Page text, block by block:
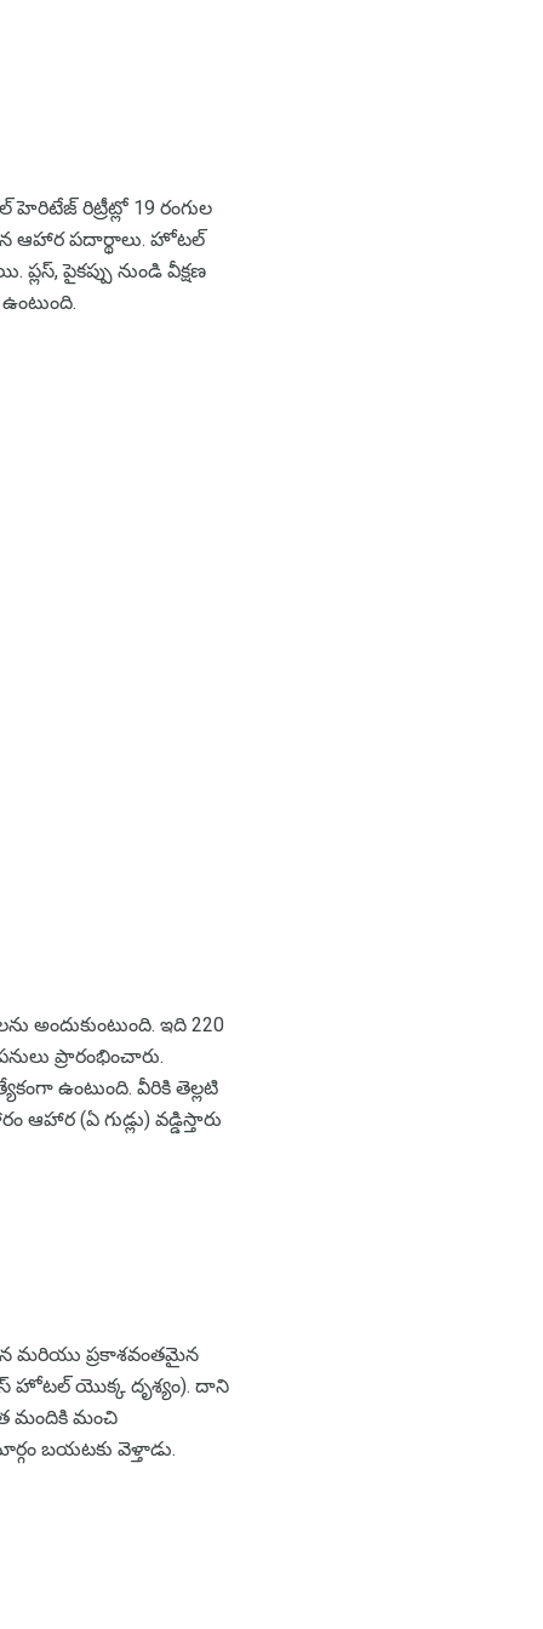
రిట్రీట్లో 19 రంగుల
ఆహార పదార్థాలు. హోటల్
పైకప్పు నుండి వీక్షణ
ఇది 220
ప్రారంభించారు.
ఉంటుంది. వీరికి తెల్లటి
(ఏ గుడ్లు) వడ్డిస్తారు
మరియు ప్రకాశవంతమైన
హోటల్ యొక్క దృశ్యం). దాని
మందికి మంచి
బయటకు వెళ్తాడు.